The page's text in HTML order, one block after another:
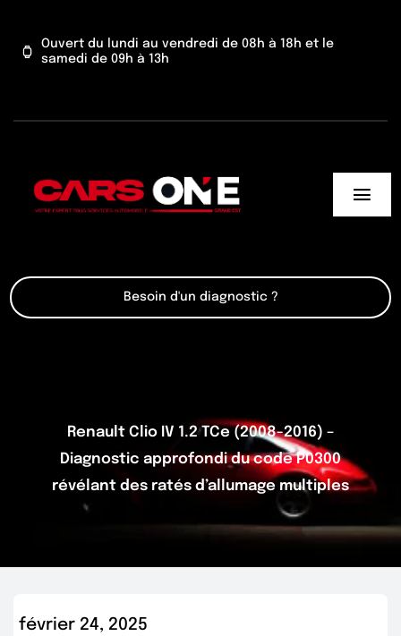
contenu
Ouvert du lundi au vendredi de 08h à 18h et le
samedi de 09h à 13h
Besoin d'un diagnostic ?
Renault Clio IV 1.2 TCe (2008-2016) –
Diagnostic approfondi du code P0300
révélant des ratés d’allumage multiples
février 24, 2025